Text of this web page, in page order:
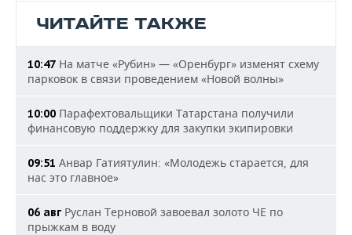
ЧИТАЙТЕ ТАКЖЕ
10:47 На матче «Рубин» — «Оренбург» изменят схему
парковок в связи проведением «Новой волны»
10:00 Парафехтовальщики Татарстана получили
финансовую поддержку для закупки экипировки
09:51 Анвар Гатиятулин: «Молодежь старается, для
нас это главное»
06 авг Руслан Терновой завоевал золото ЧЕ по
прыжкам в воду